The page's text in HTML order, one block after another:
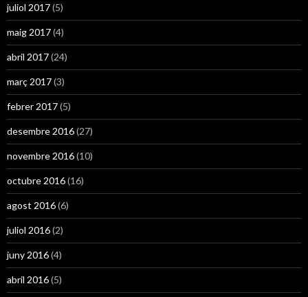
juliol 2017(5)
maig 2017(4)
abril 2017(24)
març 2017(3)
febrer 2017(5)
desembre 2016(27)
novembre 2016(10)
octubre 2016(16)
agost 2016(6)
juliol 2016(2)
juny 2016(4)
abril 2016(5)